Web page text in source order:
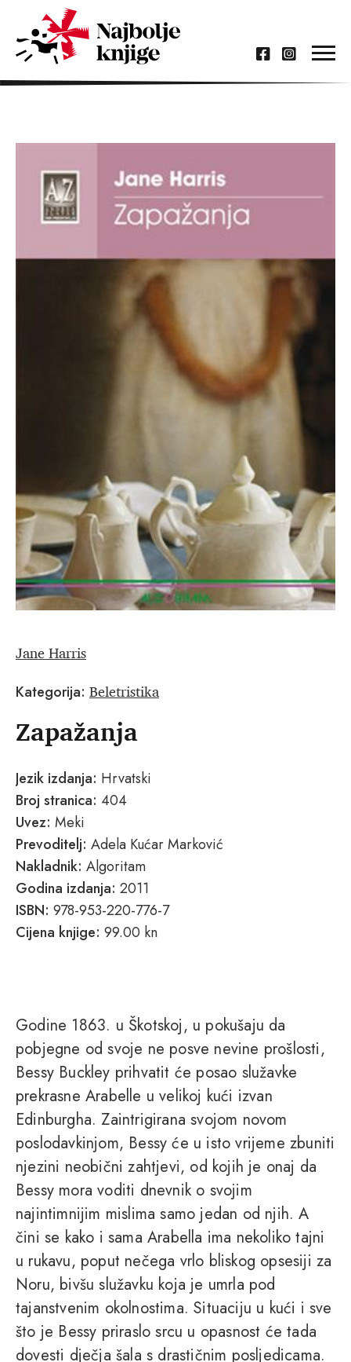
Jane Harris
Kategorija: Beletristika
Zapažanja
Jezik izdanja: Hrvatski
Broj stranica: 404
Uvez: Meki
Prevoditelj: Adela Kućar Marković
Nakladnik: Algoritam
Godina izdanja: 2011
ISBN: 978-953-220-776-7
Cijena knjige: 99.00 kn
Godine 1863. u Škotskoj, u pokušaju da
pobjegne od svoje ne posve nevine prošlosti,
Bessy Buckley prihvatit će posao služavke
prekrasne Arabelle u velikoj kući izvan
Edinburgha. Zaintrigirana svojom novom
poslodavkinjom, Bessy će u isto vrijeme zbuniti
njezini neobični zahtjevi, od kojih je onaj da
Bessy mora voditi dnevnik o svojim
najintimnijim mislima samo jedan od njih. A
čini se kako i sama Arabella ima nekoliko tajni
u rukavu, poput nečega vrlo bliskog opsesiji za
Noru, bivšu služavku koja je umrla pod
tajanstvenim okolnostima. Situaciju u kući i sve
što je Bessy priraslo srcu u opasnost će tada
dovesti dječja šala s drastičnim posljedicama.